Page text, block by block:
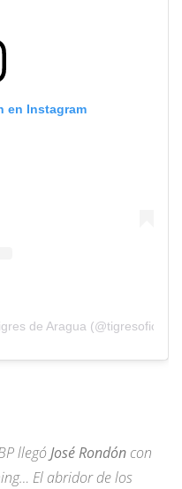
en Instagram
de Aragua
llegóJosé Rondón con
El abridor de los